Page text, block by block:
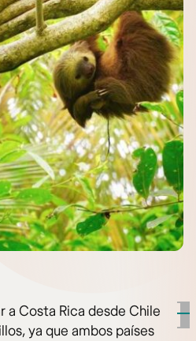
a Costa Rica desde Chile
ya que ambos países